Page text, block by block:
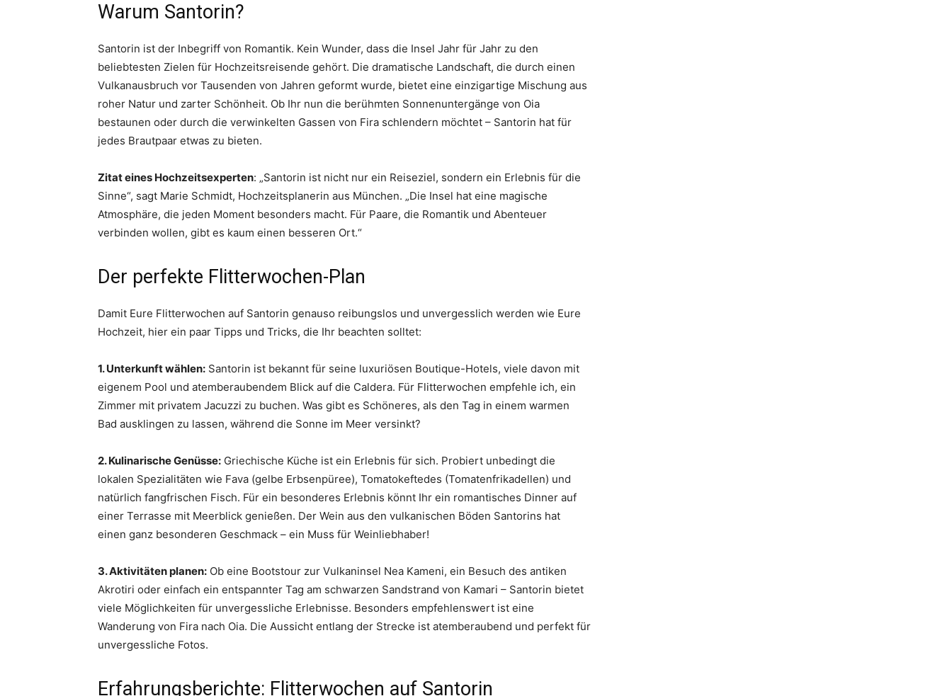
Warum Santorin?
Santorin ist der Inbegriff von Romantik. Kein Wunder, dass die Insel Jahr für Jahr zu den
beliebtesten Zielen für Hochzeitsreisende gehört. Die dramatische Landschaft, die durch einen
Vulkanausbruch vor Tausenden von Jahren geformt wurde, bietet eine einzigartige Mischung aus
roher Natur und zarter Schönheit. Ob Ihr nun die berühmten Sonnenuntergänge von Oia
bestaunen oder durch die verwinkelten Gassen von Fira schlendern möchtet – Santorin hat für
jedes Brautpaar etwas zu bieten.
Zitat eines Hochzeitsexperten: „Santorin ist nicht nur ein Reiseziel, sondern ein Erlebnis für die
Sinne“, sagt Marie Schmidt, Hochzeitsplanerin aus München. „Die Insel hat eine magische
Atmosphäre, die jeden Moment besonders macht. Für Paare, die Romantik und Abenteuer
verbinden wollen, gibt es kaum einen besseren Ort.“
Der perfekte Flitterwochen-Plan
Damit Eure Flitterwochen auf Santorin genauso reibungslos und unvergesslich werden wie Eure
Hochzeit, hier ein paar Tipps und Tricks, die Ihr beachten solltet:
1. Unterkunft wählen: Santorin ist bekannt für seine luxuriösen Boutique-Hotels, viele davon mit
eigenem Pool und atemberaubendem Blick auf die Caldera. Für Flitterwochen empfehle ich, ein
Zimmer mit privatem Jacuzzi zu buchen. Was gibt es Schöneres, als den Tag in einem warmen
Bad ausklingen zu lassen, während die Sonne im Meer versinkt?
2. Kulinarische Genüsse: Griechische Küche ist ein Erlebnis für sich. Probiert unbedingt die
lokalen Spezialitäten wie Fava (gelbe Erbsenpüree), Tomatokeftedes (Tomatenfrikadellen) und
natürlich fangfrischen Fisch. Für ein besonderes Erlebnis könnt Ihr ein romantisches Dinner auf
einer Terrasse mit Meerblick genießen. Der Wein aus den vulkanischen Böden Santorins hat
einen ganz besonderen Geschmack – ein Muss für Weinliebhaber!
3. Aktivitäten planen: Ob eine Bootstour zur Vulkaninsel Nea Kameni, ein Besuch des antiken
Akrotiri oder einfach ein entspannter Tag am schwarzen Sandstrand von Kamari – Santorin bietet
viele Möglichkeiten für unvergessliche Erlebnisse. Besonders empfehlenswert ist eine
Wanderung von Fira nach Oia. Die Aussicht entlang der Strecke ist atemberaubend und perfekt für
unvergessliche Fotos.
Erfahrungsberichte: Flitterwochen auf Santorin